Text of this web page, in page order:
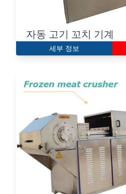
자동 고기 꼬치 기계
세부 정보